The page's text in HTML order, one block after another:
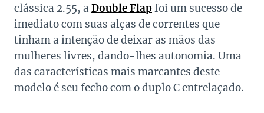
clássica 2.55, a Double Flapfoi um sucesso de
imediato com suas alças de correntes que
tinham a intenção de deixar as mãos das
mulheres livres, dando-lhes autonomia. Uma
das características mais marcantes deste
modelo é seu fecho com o duplo C entrelaçado.